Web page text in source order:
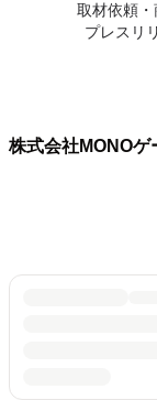
取材依頼・
プレスリ
株式会社MONOゲ